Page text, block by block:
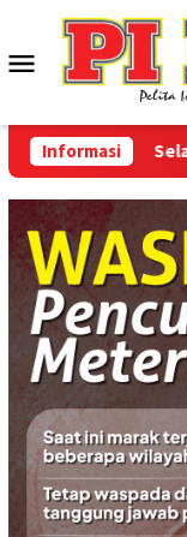
konten
Menu
Mobile
Informasi